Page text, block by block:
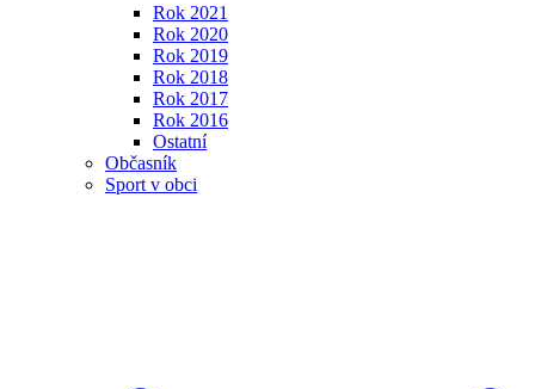
Rok 2021
Rok 2020
Rok 2019
Rok 2018
Rok 2017
Rok 2016
Ostatní
Občasník
Sport v obci